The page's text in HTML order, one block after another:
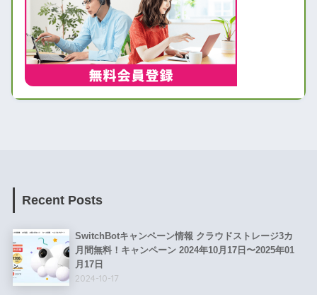
Recent Posts
SwitchBotキャンペーン情報 クラウドストレージ3カ
月間無料！キャンペーン 2024年10月17日〜2025年01
月17日
2024-10-17